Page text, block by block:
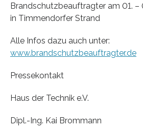
Brandschutzbeauftragter am 01. –
in Timmendorfer Strand
Alle Infos dazu auch unter:
www.brandschutzbeauftragter.de
Pressekontakt
Haus der Technik e.V.
Dipl.-Ing. Kai Brommann